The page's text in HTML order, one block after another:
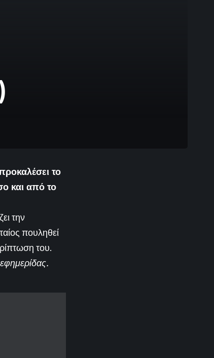
το
και από το
την
πουληθεί
του.